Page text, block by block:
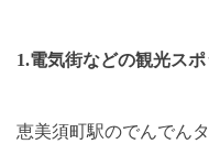
1.電気街などの観光ス
恵美須町駅のでんでん